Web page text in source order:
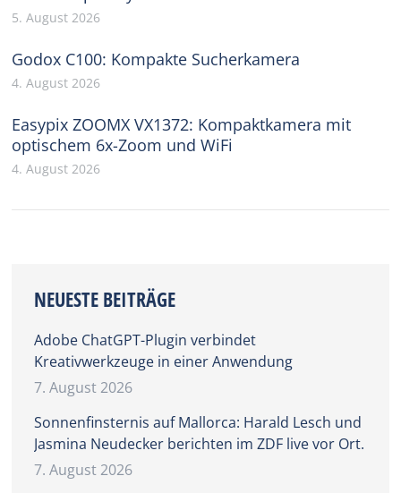
5. August 2026
Godox C100: Kompakte Sucherkamera
4. August 2026
Easypix ZOOMX VX1372: Kompaktkamera mit
optischem 6x-Zoom und WiFi
4. August 2026
NEUESTE BEITRÄGE
Adobe ChatGPT-Plugin verbindet
Kreativwerkzeuge in einer Anwendung
7. August 2026
Sonnenfinsternis auf Mallorca: Harald Lesch und
Jasmina Neudecker berichten im ZDF live vor Ort.
7. August 2026